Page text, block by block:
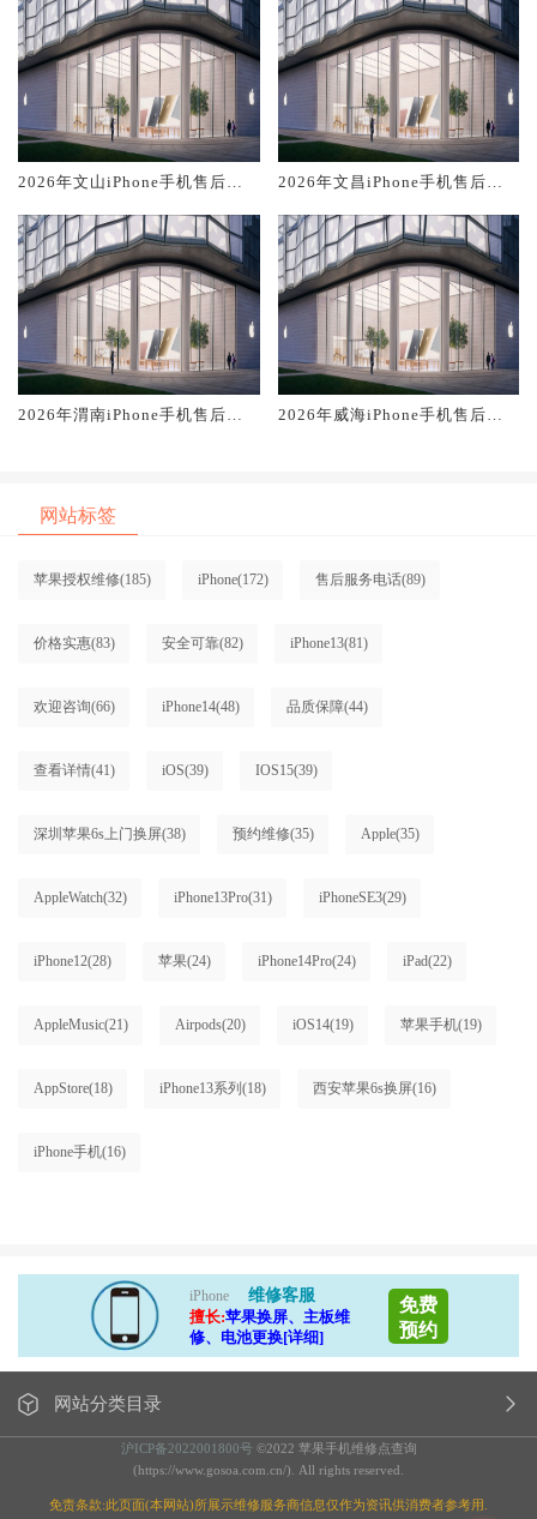
2026年文山iPhone手机售后服
口碑排名对比知名
2026年文昌iPhone手机售后服
口碑排名对比知名
2026年渭南iPhone手机售后服
2026年威海iPhone手机售后服
网站标签
苹果授权维修(185) iPhone(172) 售后服务电话(89)
价格实惠(83) 安全可靠(82) iPhone13(81)
欢迎咨询(66) iPhone14(48) 品质保障(44)
查看详情(41) iOS(39) IOS15(39)
深圳苹果6s上门换屏(38) 预约维修(35) Apple(35)
AppleWatch(32) iPhone13Pro(31) iPhoneSE3(29)
iPhone12(28) 苹果(24) iPhone14Pro(24) iPad(22)
AppleMusic(21) Airpods(20) iOS14(19) 苹果手机(19)
AppStore(18) iPhone13系列 (18) 西安苹果6s换屏(16)
iPhone手机(16)
iPhone
维修客服
擅长:苹果换屏、主板维
修、电池更换[详细]
免费
预约
网站分类目录
沪ICP备2022001800号 ©2022 苹果手机维修点查询
(https://www.gosoa.com.cn/). All rights reserved.
免责条款:此页面(本网站)所展示维修服务商信息仅作为资讯供消费者参考用.